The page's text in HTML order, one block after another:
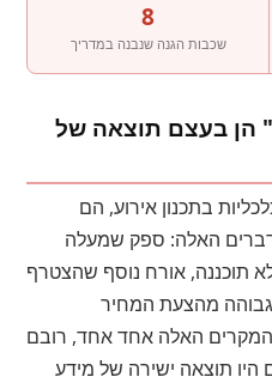
8
שכבות הגנה שנבנה במדריך
הן בעצם תוצאה של
בתכנון אירוע, הם
האלה: ספק שמעלה
תוכננה, אורח נוסף שהצטרף
מהצעת המחיר
האלה אחד אחד, רובם
תוצאה ישירה של מידע